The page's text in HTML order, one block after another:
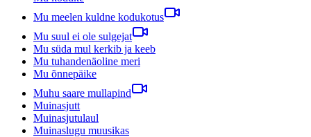
Mu meelen kuldne kodukotus
Mu suul ei ole sulgejat
Mu süda mul kerkib ja keeb
Mu tuhandenäoline meri
Mu õnnepäike
Muhu saare mullapind
Muinasjutt
Muinasjutulaul
Muinaslugu muusikas